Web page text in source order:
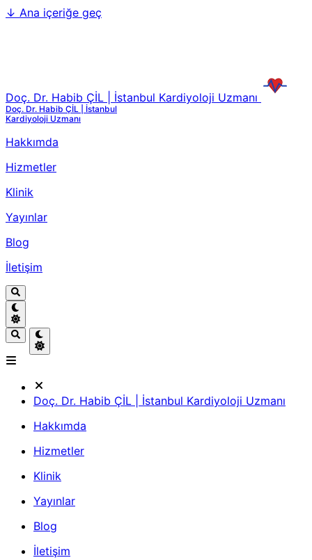
↓ Ana içeriğe geç
Doç. Dr. Habib ÇİL | İstanbul Kardiyoloji Uzmanı
Doç. Dr. Habib ÇİL | İstanbul
Kardiyoloji Uzmanı
Hakkımda
Hizmetler
Klinik
Yayınlar
Blog
İletişim
Doç. Dr. Habib ÇİL | İstanbul Kardiyoloji Uzmanı
Hakkımda
Hizmetler
Klinik
Yayınlar
Blog
İletişim